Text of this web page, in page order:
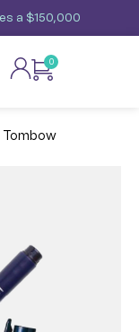
a $150,000
0
Tombow